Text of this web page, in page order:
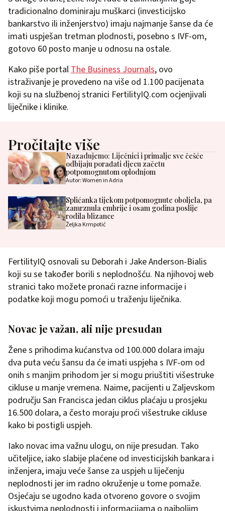
tradicionalno dominiraju muškarci (investicijsko
bankarstvo ili inženjerstvo) imaju najmanje šanse da će
imati uspješan tretman plodnosti, posebno s IVF-om,
gotovo 60 posto manje u odnosu na ostale.
Kako piše portal The Business Journals, ovo
istraživanje je provedeno na više od 1.100 pacijenata
koji su na službenoj stranici FertilityIQ.com ocjenjivali
liječnike i klinike.
Pročitajte više
Nazadujemo: Liječnici i primalje sve češće
odbijaju porađati djecu začetu
potpomognutom oplodnjom
Autor: Women in Adria
Splićanka tijekom potpomognute oboljela, pa
zamrznula embrije i osam godina poslije
rodila blizance
Željka Krmpotić
FertilityIQ osnovali su Deborah i Jake Anderson-Bialis
koji su se također borili s neplodnošću. Na njihovoj web
stranici tako možete pronaći razne informacije i
podatke koji mogu pomoći u traženju liječnika.
Novac je važan, ali nije presudan
Žene s prihodima kućanstva od 100.000 dolara imaju
dva puta veću šansu da će imati uspjeha s IVF-om od
onih s manjim prihodom jer si mogu priuštiti višestruke
cikluse u manje vremena. Naime, pacijenti u Zaljevskom
području San Francisca jedan ciklus plaćaju u prosjeku
16.500 dolara, a često moraju proći višestruke cikluse
kako bi postigli uspjeh.
Iako novac ima važnu ulogu, on nije presudan. Tako
učiteljice, iako slabije plaćene od investicijskih bankara i
inženjera, imaju veće šanse za uspjeh u liječenju
neplodnosti jer im radno okruženje u tome pomaže.
Osjećaju se ugodno kada otvoreno govore o svojim